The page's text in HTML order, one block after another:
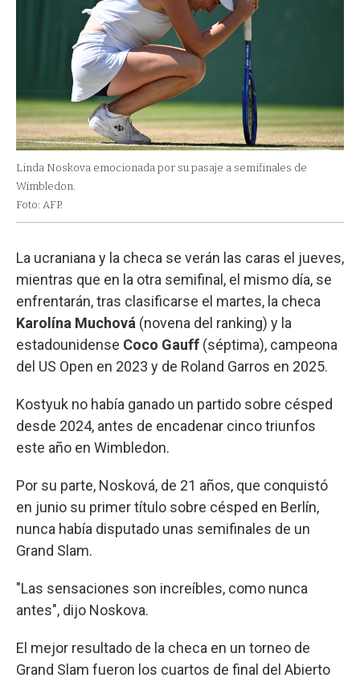
Linda Noskova emocionada por su pasaje a semifinales de
Wimbledon.
Foto: AFP.
La ucraniana y la checa se verán las caras el jueves,
mientras que en la otra semifinal, el mismo día, se
enfrentarán, tras clasificarse el martes, la checa
Karolína Muchová (novena del ranking) y la
estadounidense Coco Gauff (séptima), campeona
del US Open en 2023 y de Roland Garros en 2025.
Kostyuk no había ganado un partido sobre césped
desde 2024, antes de encadenar cinco triunfos
este año en Wimbledon.
Por su parte, Nosková, de 21 años, que conquistó
en junio su primer título sobre césped en Berlín,
nunca había disputado unas semifinales de un
Grand Slam.
"Las sensaciones son increíbles, como nunca
antes", dijo Noskova.
El mejor resultado de la checa en un torneo de
Grand Slam fueron los cuartos de final del Abierto